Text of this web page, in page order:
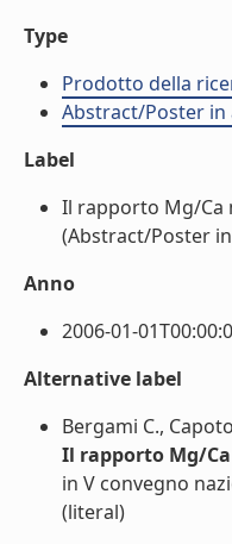
Type
Prodotto della
Abstract/Poster
Label
Il rapporto Mg/Ca
(Abstract/Poster
Anno
2006-01-
Alternative label
Bergami C.,
Il rapporto Mg/
in V convegno
(literal)